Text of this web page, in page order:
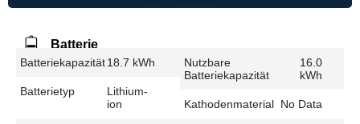
Batterie
Batteriekapazität18.7 kWh
Batterietyp
Lithium-
ion
Nutzbare
Batteriekapazität
16.0
kWh
Kathodenmaterial No Data